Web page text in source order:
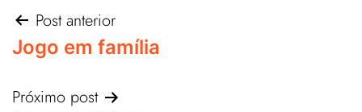
Post anterior
Jogo em família
Próximo post